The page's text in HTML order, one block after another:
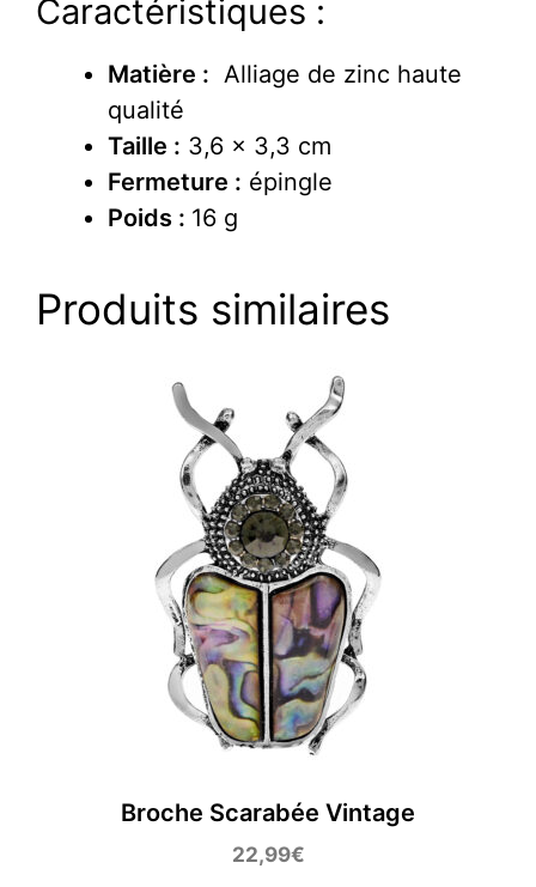
Caractéristiques :
Matière : Alliage de zinc haute
qualité
Taille : 3,6 x 3,3 cm
Fermeture : épingle
Poids : 16 g
Produits similaires
Broche Scarabée Vintage
22,99€